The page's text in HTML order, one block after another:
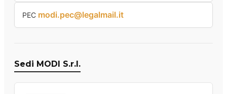
PEC modi.pec@legalmail.it
Sedi MODI S.r.l.